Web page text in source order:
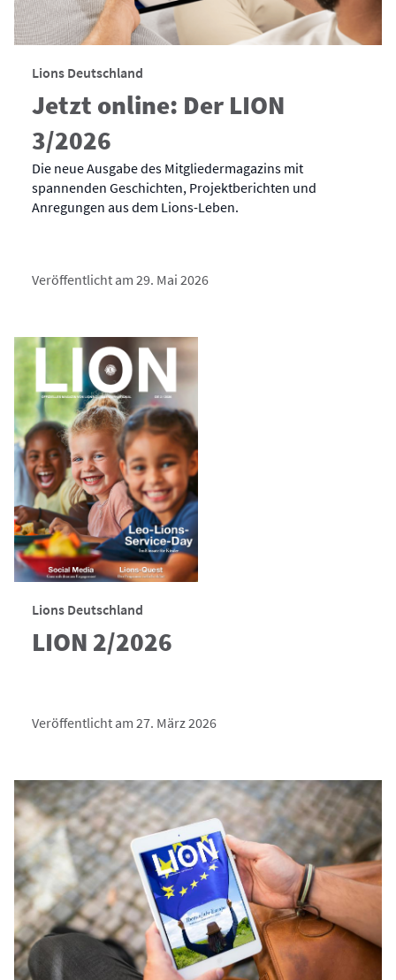
Lions Deutschland
Jetzt online: Der LION
3/2026
Die neue Ausgabe des Mitgliedermagazins mit
spannenden Geschichten, Projektberichten und
Anregungen aus dem Lions-Leben.
Veröffentlicht am 29. Mai 2026
Lions Deutschland
LION 2/2026
Veröffentlicht am 27. März 2026